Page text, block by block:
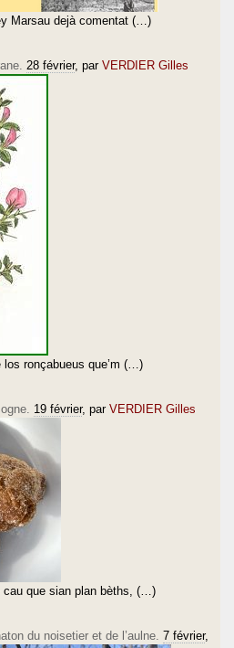
Marsau dejà comentat (…)
28 février, par VERDIER Gilles
ronçabueus que’m (…)
19 février, par VERDIER Gilles
que sian plan bèths, (…)
du noisetier et de l’aulne. 7 février,